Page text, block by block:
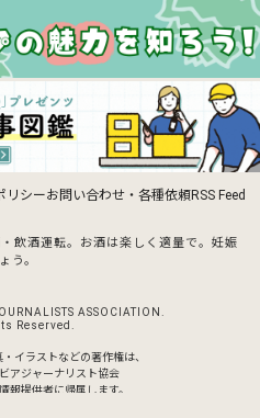
リシーお問い合わせ・各種依頼RSS Feed
飲酒運転。お酒は楽しく適量で。 妊娠
う。
ASSOCIATION.
Reserved.
イラストなどの著作権は、
アジャーナリスト協会
報提供者に帰属します。